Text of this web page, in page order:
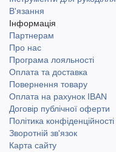
В'язання
Інформація
Партнерам
Про нас
Програма лояльності
Оплата та доставка
Повернення товару
Оплата на рахунок IBAN
Договір публічної оферти
Політика конфіденційності
Зворотній зв'язок
Карта сайту